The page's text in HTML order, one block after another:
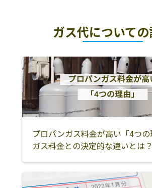
ガス代について
プロパンガス料金が高い「4つ
ガス料金との決定的な違いとは？